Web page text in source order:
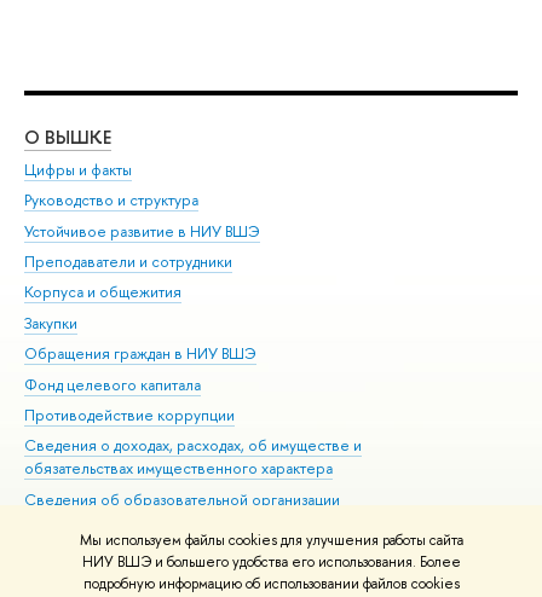
Мы используем файлы cookies для улучшения работы сайта
НИУ ВШЭ и большего удобства его использования. Более
подробную информацию об использовании файлов cookies
О ВЫШКЕ
Цифры и факты
Руководство и структура
Устойчивое развитие в НИУ ВШЭ
Преподаватели и сотрудники
Корпуса и общежития
Закупки
Обращения граждан в НИУ ВШЭ
Фонд целевого капитала
Противодействие коррупции
Сведения о доходах, расходах, об имуществе и
обязательствах имущественного характера
Сведения об образовательной организации
Людям с ограниченными возможностями здоровья
Единая платежная страница
Работа в Вышке